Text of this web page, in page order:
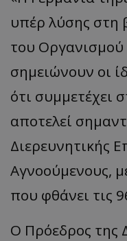
υπέρ λύσης
του
σημειώνουν οι
ότι συμμετέχει
αποτελεί
Διερευνητικής
Αγνοούμενους,
που φθάνει τις
Ο Πρόεδρος της